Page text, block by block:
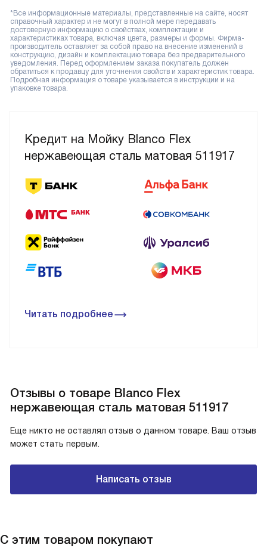
Кредит на Мойку Blanco Flex
нержавеющая сталь матовая 511917
Читать подробнее
*Все информационные материалы, представленные на сайте, носят
справочный характер и не могут в полной мере передавать
достоверную информацию о свойствах, комплектации и
характеристиках товара, включая цвета, размеры и формы. Фирма-
производитель оставляет за собой право на внесение изменений в
конструкцию, дизайн и комплектацию товара без предварительного
уведомления. Перед оформлением заказа покупатель должен
обратиться к продавцу для уточнения свойств и характеристик товара.
Подробная информация о товаре указывается в инструкции и на
упаковке товара.
Отзывы о товаре Blanco Flex
нержавеющая сталь матовая 511917
Еще никто не оставлял отзыв о данном товаре. Ваш отзыв
может стать первым.
Написать отзыв
С этим товаром покупают